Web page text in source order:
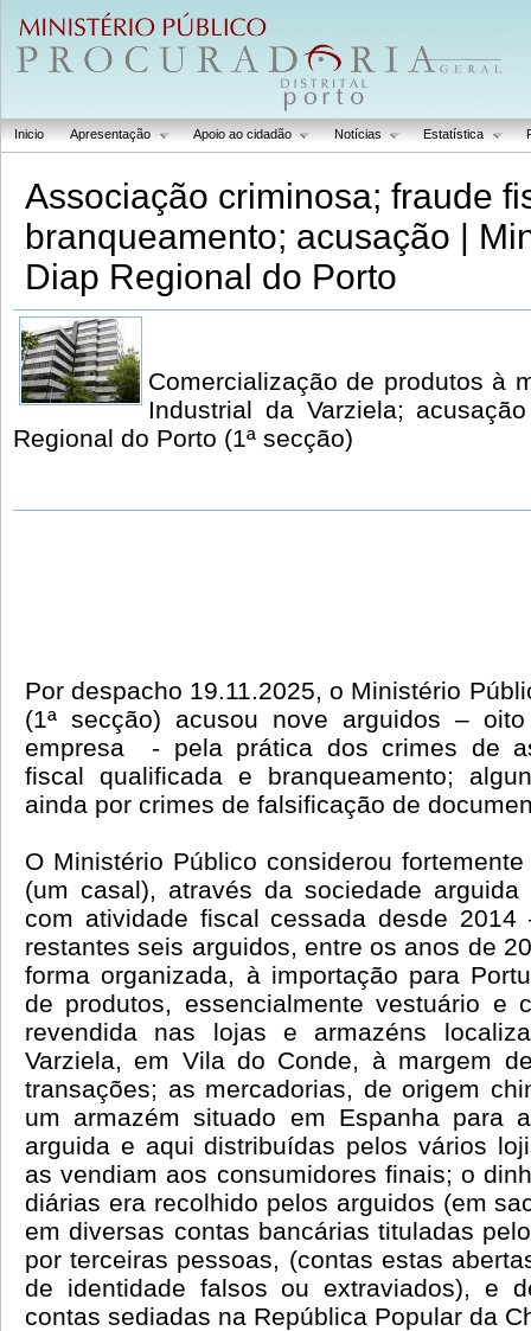
Inicio Apresentação Apoio ao cidadão Notícias Estatística
Associação criminosa; fraude
branqueamento; acusação |
Diap Regional do Porto
Comercialização de produtos à
Industrial da Varziela;
Regional do Porto (1ª secção)
Por despacho 19.11.2025, o Ministério
(1ª secção) acusou nove arguidos –
empresa - pela prática dos crimes de
fiscal qualificada e branqueamento;
ainda por crimes de falsificação de
O Ministério Público considerou
(um casal), através da sociedade
com atividade fiscal cessada desde
restantes seis arguidos, entre os anos de
forma organizada, à importação para
de produtos, essencialmente vestuário e
revendida nas lojas e armazéns
Varziela, em Vila do Conde, à margem
transações; as mercadorias, de origem
um armazém situado em Espanha para
arguida e aqui distribuídas pelos vários
as vendiam aos consumidores finais; o
diárias era recolhido pelos arguidos (em
em diversas contas bancárias tituladas
por terceiras pessoas, (contas estas
de identidade falsos ou extraviados), e
contas sediadas na República Popular da